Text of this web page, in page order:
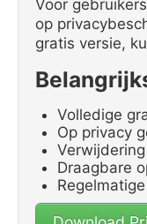
Voor
op
gratis versie,
Volledige
Op privacy
Draagbare